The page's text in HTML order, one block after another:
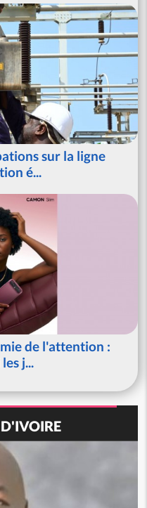
sur la ligne
é...
de l'attention :
j...